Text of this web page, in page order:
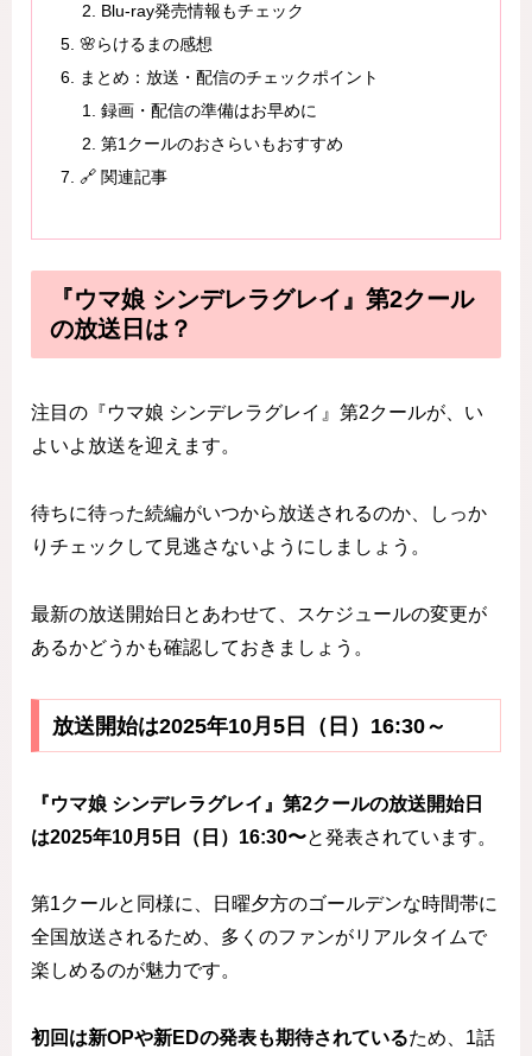
Blu-ray発売情報もチェック
🌸らけるまの感想
まとめ：放送・配信のチェックポイント
録画・配信の準備はお早めに
第1クールのおさらいもおすすめ
🔗 関連記事
『ウマ娘 シンデレラグレイ』第2クール
の放送日は？
注目の『ウマ娘 シンデレラグレイ』第2クールが、い
よいよ放送を迎えます。
待ちに待った続編がいつから放送されるのか、しっか
りチェックして見逃さないようにしましょう。
最新の放送開始日とあわせて、スケジュールの変更が
あるかどうかも確認しておきましょう。
放送開始は2025年10月5日（日）16:30～
『ウマ娘 シンデレラグレイ』第2クールの放送開始日
は2025年10月5日（日）16:30〜と発表されています。
第1クールと同様に、日曜夕方のゴールデンな時間帯に
全国放送されるため、多くのファンがリアルタイムで
楽しめるのが魅力です。
初回は新OPや新EDの発表も期待されているため、1話